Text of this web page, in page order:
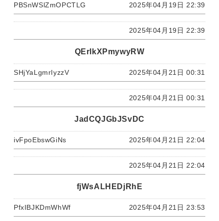
PBSnWSlZmOPCTLG 2025年04月19日 22:39
2025年04月19日 22:39
QErIkXPmywyRW
SHjYaLgmrIyzzV 2025年04月21日 00:31
2025年04月21日 00:31
JadCQJGbJSvDC
ivFpoEbswGiNs 2025年04月21日 22:04
2025年04月21日 22:04
fjWsALHEDjRhE
PfxIBJKDmWhWf 2025年04月21日 23:53